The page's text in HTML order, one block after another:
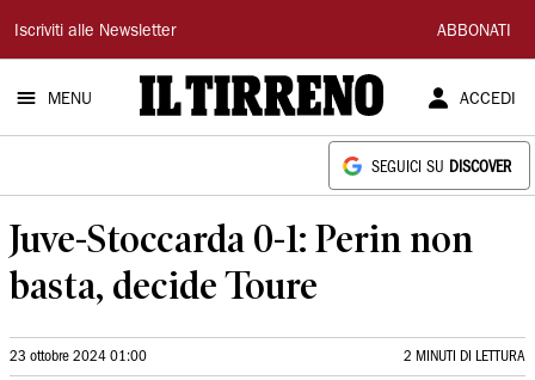
Il
Tirreno
Iscriviti alle Newsletter ABBONATI
MENU ACCEDI
SEGUICI SU DISCOVER
Juve-Stoccarda 0-1: Perin non
basta, decide Toure
23 ottobre 2024 01:00 2 MINUTI DI LETTURA